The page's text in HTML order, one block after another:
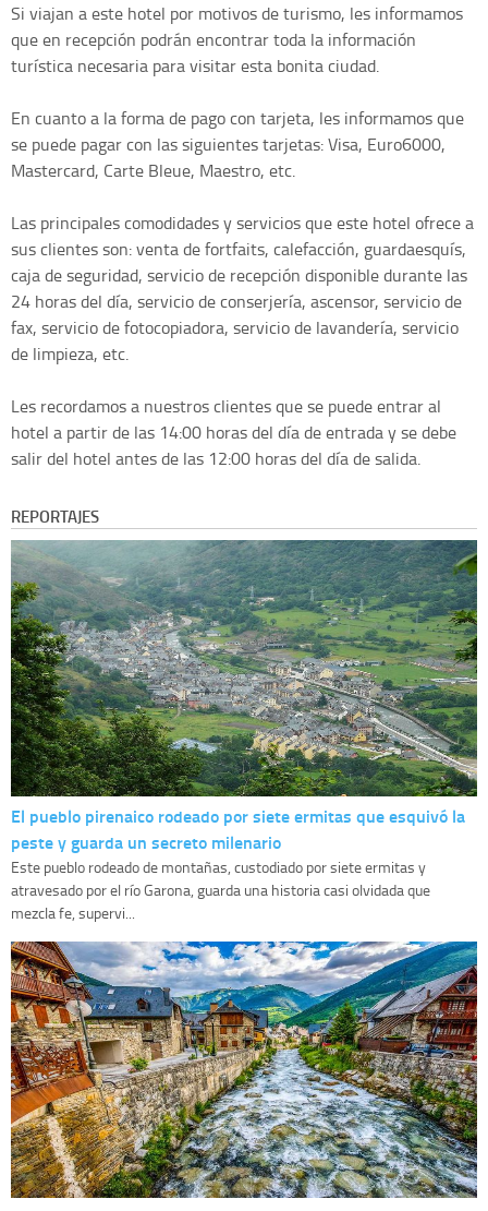
Si viajan a este hotel por motivos de turismo, les informamos
que en recepción podrán encontrar toda la información
turística necesaria para visitar esta bonita ciudad.
En cuanto a la forma de pago con tarjeta, les informamos que
se puede pagar con las siguientes tarjetas: Visa, Euro6000,
Mastercard, Carte Bleue, Maestro, etc.
Las principales comodidades y servicios que este hotel ofrece a
sus clientes son: venta de fortfaits, calefacción, guardaesquís,
caja de seguridad, servicio de recepción disponible durante las
24 horas del día, servicio de conserjería, ascensor, servicio de
fax, servicio de fotocopiadora, servicio de lavandería, servicio
de limpieza, etc.
Les recordamos a nuestros clientes que se puede entrar al
hotel a partir de las 14:00 horas del día de entrada y se debe
salir del hotel antes de las 12:00 horas del día de salida.
REPORTAJES
El pueblo pirenaico rodeado por siete ermitas que esquivó la
peste y guarda un secreto milenario
Este pueblo rodeado de montañas, custodiado por siete ermitas y
atravesado por el río Garona, guarda una historia casi olvidada que
mezcla fe, supervi...